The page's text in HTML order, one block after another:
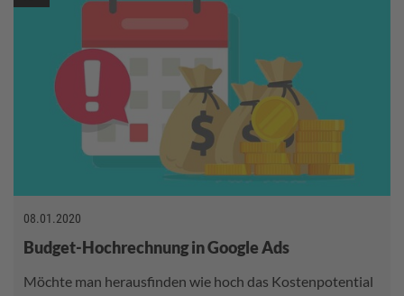
08.01.2020
Budget-Hochrechnung in Google Ads
Möchte man herausfinden wie hoch das Kostenpotential